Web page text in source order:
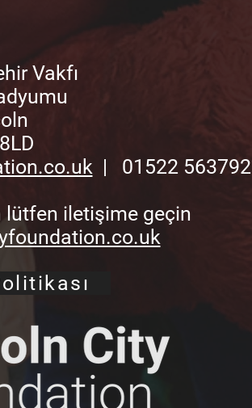
Vakfı
| 01522 563792
lütfen iletişime geçin